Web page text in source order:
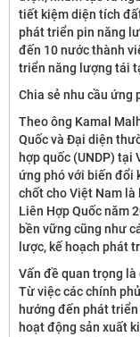
tiết kiệm diện tích
phát triển pin năng
đến 10 nước thành
triển năng lượng tái
Chia sẻ nhu cầu ứng
Theo ông Kamal
Quốc và Đại diện
hợp quốc (UNDP)
ứng phó với biến đổi
chốt cho Việt Nam
Liên Hợp Quốc năm
bền vững cũng như
lược, kế hoạch phát
Vấn đề quan trọng
Từ việc các chính
hướng đến phát
hoạt động sản xuất